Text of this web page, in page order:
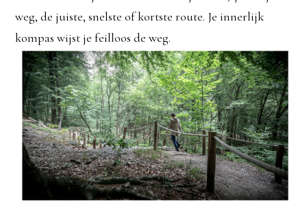
weg, de juiste, snelste of kortste route. Je innerlijk
kompas wijst je feilloos de weg.